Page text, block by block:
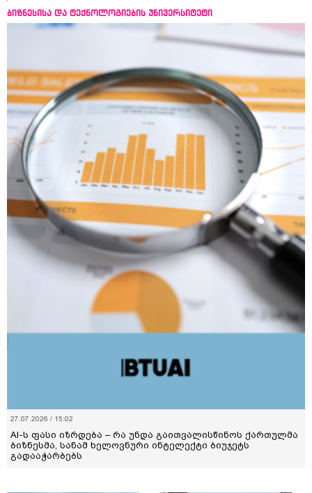
ბიზნესისა და ტექნოლოგიების უნივერსიტეტი
27.07.2026 / 15:02
AI-ს ფასი იზრდება – რა უნდა გაითვალისწინოს ქართულმა
ბიზნესმა, სანამ ხელოვნური ინტელექტი ბიუჯეტს
გადააჭარბებს